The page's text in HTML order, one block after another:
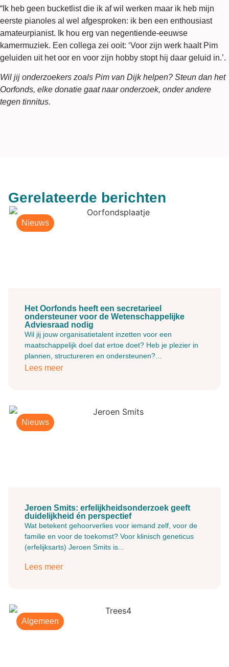
“Ik heb geen bucketlist die ik af wil werken maar ik heb mijn
eerste pianoles al wel afgesproken: ik ben een enthousiast
amateurpianist. Ik hou erg van negentiende-eeuwse
kamermuziek. Een collega zei ooit: ‘Voor zijn werk haalt Pim
geluiden uit het oor en voor zijn hobby stopt hij daar geluid in.’.
Wil jij onderzoekers zoals Pim van Dijk helpen? Steun dan het
Oorfonds, elke donatie gaat naar onderzoek, onder andere
tegen tinnitus.
Gerelateerde berichten
Nieuws
Het Oorfonds heeft een secretarieel
ondersteuner voor de Wetenschappelijke
Adviesraad nodig
Wil jij jouw organisatietalent inzetten voor een
maatschappelijk doel dat ertoe doet? Heb je plezier in
plannen, structureren en ondersteunen?...
Lees meer
Nieuws
Jeroen Smits: erfelijkheidsonderzoek geeft
duidelijkheid én perspectief
Wat betekent gehoorverlies voor iemand zelf, voor de
familie en voor de toekomst? Voor klinisch geneticus
(erfelijksarts) Jeroen Smits is...
Lees meer
Algemeen